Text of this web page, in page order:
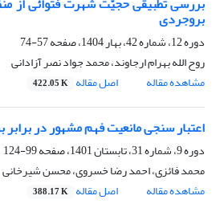
بروجردی
دوره 12، شماره 42، بهار 1404، صفحه
57-74
روح الله بهرام ارجاوند، محمد جواد نصر آزادانی
مشاهده مقاله
اصل مقاله 422.05 K
اعتبار سنجی مانعیت فهم مشهور در
دوره 9، شماره 31، تابستان 1401، صفحه
99-124
محمد فائزی، احمد رضا خسروی، محسن شیرخانی
مشاهده مقاله
اصل مقاله 388.17 K